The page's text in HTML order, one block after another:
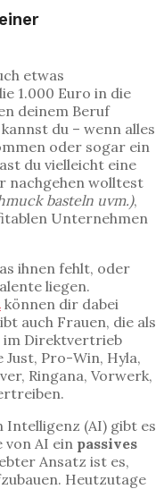
etwas
1.000 Euro in die
deinem Beruf
du – wenn alles
oder sogar ein
du vielleicht eine
nachgehen wolltest
basteln uvm.),
Unternehmen
ihnen fehlt, oder
liegen.
können dir dabei
auch Frauen, die als
Direktvertrieb
Pro-Win, Hyla,
Ringana, Vorwerk,
Intelligenz (AI) gibt es
von AI ein passives
Ansatz ist es,
Heutzutage